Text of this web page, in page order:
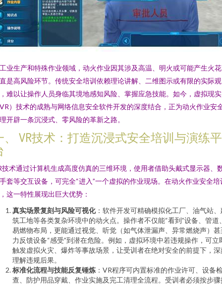
业生产和特殊作业领域，动火作业因其涉及高温、明火或可能产生火
是高风险环节。传统安全培训依赖理论讲解、二维图示或有限的实际观
难以让操作人员身临其境地感知风险、掌握应急技能。如今，虚拟现实
）技术的成熟与网络信息安全软件开发的深度结合，正为动火作业安
开辟一条沉浸式、零风险的革新之路。
、 VR技术：打造沉浸式安全培训与演练平
技术通过计算机生成高度仿真的三维环境，使用者借助头戴式显示器、
套等交互设备，可完全“进入”一个虚拟的作业现场。在动火作业安全培
这一特性展现出巨大优势：
真实场景复刻与风险可视化：软件开发可精确模拟化工厂、油气站、
筑工地等各类复杂环境中的动火点。操作者不仅能“看到”设备、管道
易燃物布局，更能通过视觉、听觉（如气体泄漏声、异常燃烧声）甚
力反馈设备“感受”到潜在危险。例如，虚拟环境中若违规操作，可立
触发虚拟火灾、爆炸等事故场景，让受训者在绝对安全的前提下，深
理解违规后果。
标准化流程与技能反复锤炼 ：VR程序可内置标准的作业许可、设备
查、防护用品穿戴、作业实施及完工清理全流程。受训者必须按步骤